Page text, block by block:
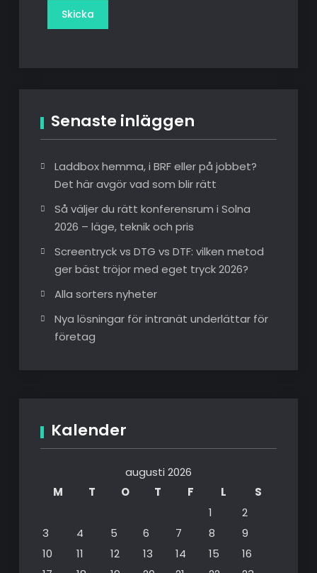
Senaste inläggen
Laddbox hemma, i BRF eller på jobbet?
Det här avgör vad som blir rätt
Så väljer du rätt konferensrum i Solna
2026 – läge, teknik och pris
Screentryck vs DTG vs DTF: vilken metod
ger bäst tröjor med eget tryck 2026?
Alla sorters nyheter
Nya lösningar för intranät underlättar för
företag
Kalender
augusti 2026
M
T O T F L
S
1
2
3
4 5 6 7 8
9
10
11 12 13 14 15
16